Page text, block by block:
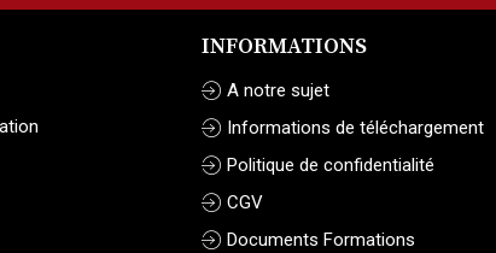
INFORMATIONS
A notre sujet
Informations de téléchargement
Politique de confidentialité
CGV
Documents Formations